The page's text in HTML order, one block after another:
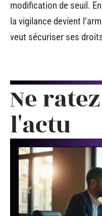
modification de seuil.
la vigilance devient
veut sécuriser ses
Ne
l'actu